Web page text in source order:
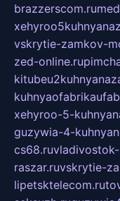
brazzerscom.ru
vskrytie-zamkov-
zed-online.ru
xehyroo-5-
guzywia-4-
cs68.ru
raszar.ruvskrytie-
lipetsktelecom.ru